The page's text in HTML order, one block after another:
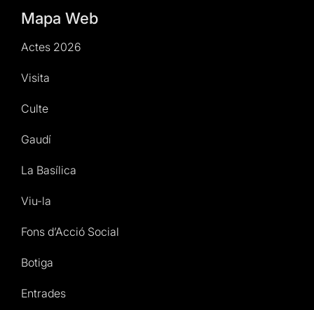
Mapa Web
Actes 2026
Visita
Culte
Gaudí
La Basílica
Viu-la
Fons d’Acció Social
Botiga
Entrades